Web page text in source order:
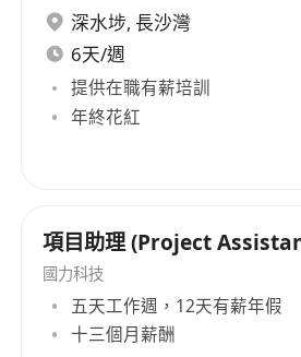
具責任感、做事有條理及守時
具良好溝通能力，能有效與
能獨立工作，亦具備團隊合
持有有效香港駕駛執照者優先
深水埗, 長沙灣
6天/週
提供在職有薪培訓
年終花紅
項目助理 (Project
國力科技
五天工作週，12天有薪年假
十三個月薪酬